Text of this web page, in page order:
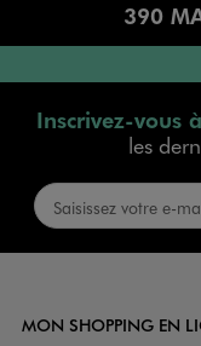
390
Inscrivez-vous
les
MON SHOPPING EN